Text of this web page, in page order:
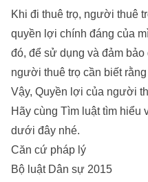
Khi đi thuê trọ, người thuê
quyền lợi chính đáng của
đó, để sử dụng và đảm
người thuê trọ cần biết
Vậy, Quyền lợi của người
Hãy cùng Tìm luậttìm hiểu
dưới đây nhé.
Căn cứ pháp lý
Bộ luật Dân sự 2015